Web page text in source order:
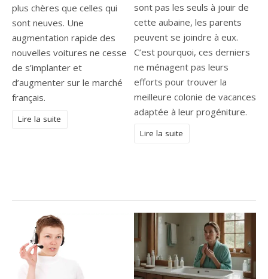
plus chères que celles qui
sont neuves. Une
augmentation rapide des
nouvelles voitures ne cesse
de s’implanter et
d’augmenter sur le marché
français.
Lire la suite
sont pas les seuls à jouir de
cette aubaine, les parents
peuvent se joindre à eux.
C’est pourquoi, ces derniers
ne ménagent pas leurs
efforts pour trouver la
meilleure colonie de vacances
adaptée à leur progéniture.
Lire la suite